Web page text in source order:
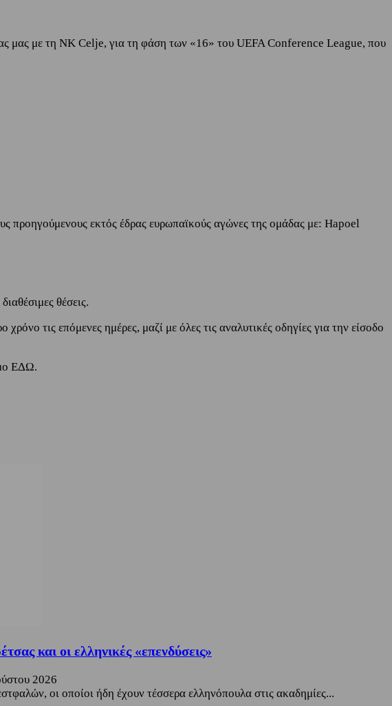
μας με τη NK Celje, για τη φάση των «16» του UEFA Conference League, που
προηγούμενους εκτός έδρας ευρωπαϊκούς αγώνες της ομάδας με: Hapoel
θέσεις.
τις επόμενες ημέρες, μαζί με όλες τις αναλυτικές οδηγίες για την είσοδο
ΕΔΩ.
και οι ελληνικές «επενδύσεις»
2026
οι οποίοι ήδη έχουν τέσσερα ελληνόπουλα στις ακαδημίες...